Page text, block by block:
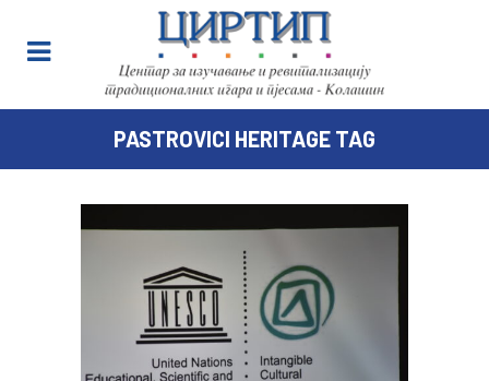
PASTROVICI HERITAGE TAG